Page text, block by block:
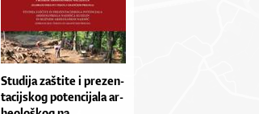
Stu­di­ja zaš­ti­te i pre­zen­
ta­cij­skog po­ten­ci­ja­la ar­